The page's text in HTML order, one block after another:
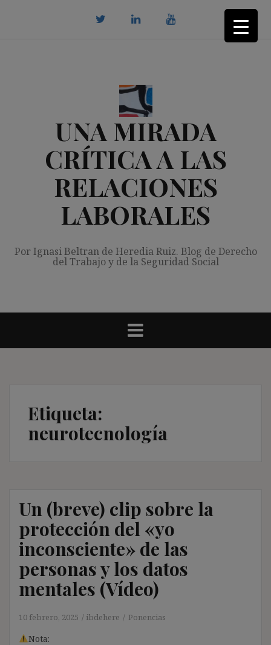
UNA MIRADA
CRÍTICA A LAS
RELACIONES
LABORALES
Por Ignasi Beltran de Heredia Ruiz. Blog de Derecho
del Trabajo y de la Seguridad Social
Etiqueta:
neurotecnología
Un (breve) clip sobre la
protección del «yo
inconsciente» de las
personas y los datos
mentales (Vídeo)
10 febrero, 2025 ibdehere Ponencias
Nota: